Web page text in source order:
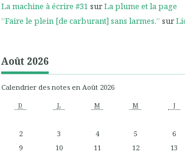
La machine à écrire #31 surLa plume et la page
”Faire le plein [de carburant] sans larmes.” sur
Août 2026
Calendrier des notes en Août 2026
D L M M J
2
3 4 5 6
9
10 11 12 13